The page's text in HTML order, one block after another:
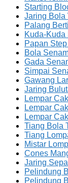
Starting
Jaring Bola
Palang
Kuda-
Papan
Bola
Gada
Simpai
Gawang
Jaring
Lempar
Lempar
Lempar
Tiang Bola
Tiang
Mistar
Cones
Jaring
Pelindung
Pelindung